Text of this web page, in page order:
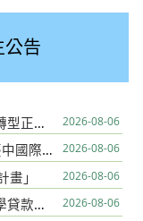
告
台南女中辦理115學年度上學期「人權及轉型正義課程入校推廣計畫」 2026-08-06
檢送臺中市政府觀光旅遊局辦理「2026臺中國際踩舞嘉年華─全民踩舞趣味競賽」報名簡章中、英文版各1份 2026-08-06
」 2026-08-06
有關115學年度高級中等學校學生申請就學貸款注意事項 2026-08-06